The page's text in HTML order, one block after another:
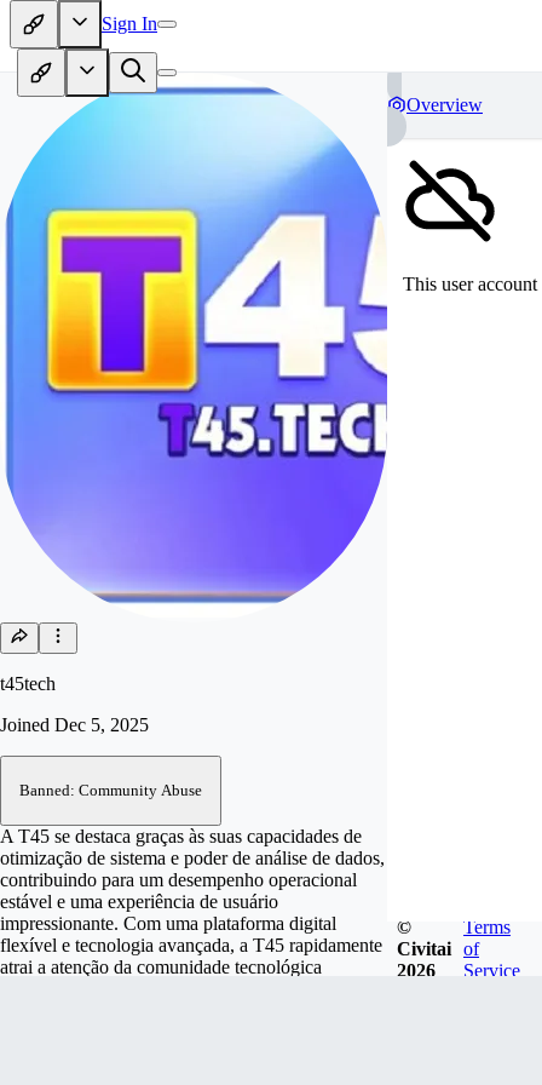
Sign In
t45tech
Joined Dec 5, 2025
Banned: Community Abuse
A T45 se destaca graças às suas capacidades de
otimização de sistema e poder de análise de dados,
contribuindo para um desempenho operacional
estável e uma experiência de usuário
impressionante. Com uma plataforma digital
flexível e tecnologia avançada, a T45 rapidamente
atrai a atenção da comunidade tecnológica
Overview
This user
©
Civitai
2026
Terms
of
Service